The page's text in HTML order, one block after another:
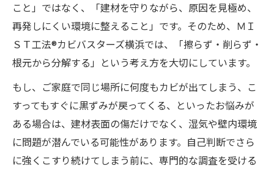
こと」ではなく、「建材を守りながら、原因を見極め、
再発しにくい環境に整えること」です。そのため、ＭＩ
ＳＴ工法®カビバスターズ横浜では、「擦らず・削らず・
根元から分解する」という考え方を大切にしています。
もし、ご家庭で同じ場所に何度もカビが出てしまう、こ
すってもすぐに黒ずみが戻ってくる、といったお悩みが
ある場合は、建材表面の傷だけでなく、湿気や壁内環境
に問題が潜んでいる可能性があります。自己判断でさら
に強くこすり続けてしまう前に、専門的な調査を受ける